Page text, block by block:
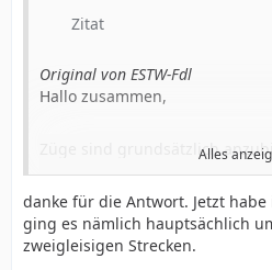
Zitat
Original von ESTW-Fdl
Hallo zusammen,
Züge sind grundsätzlich
Strecken in beiden
Strecken, wenn das jeweilige
werden soll. Ferner sind auch
Lademaßüberschreitung Lü
abzumelden.
Alles
danke für die Antwort. Jetzt
ging es nämlich hauptsächlich
zweigleisigen Strecken.